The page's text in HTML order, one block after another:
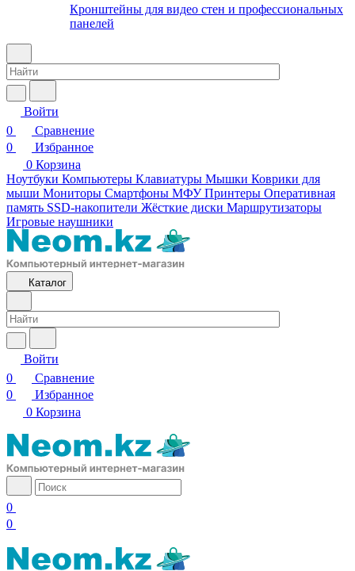
Кронштейны для видео стен и профессиональных
панелей
Войти
0
Сравнение
0
Избранное
0 Корзина
Ноутбуки Компьютеры Клавиатуры Мышки Коврики для
мыши Мониторы Смартфоны МФУ Принтеры Оперативная
память SSD-накопители Жёсткие диски Маршрутизаторы
Игровые наушники
Каталог
Войти
0
Сравнение
0
Избранное
0 Корзина
0
0